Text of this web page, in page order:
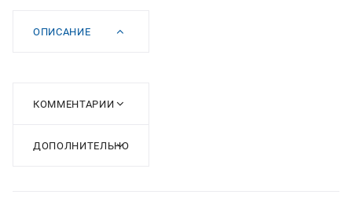
ОПИСАНИЕ
КОММЕНТАРИИ
ДОПОЛНИТЕЛЬНО